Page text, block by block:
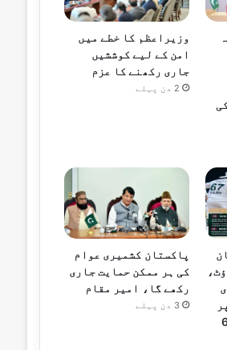
وزیراعظم کا خطے میں
امن کے لیے کوششیں
جاری رکھنے کا عزم
2 دن پہلے
آؤٹ،
60
پاکستان کشمیری عوام
کی ہر ممکن حمایت جاری
رکھے گا، امیر مقام
3 دن پہلے